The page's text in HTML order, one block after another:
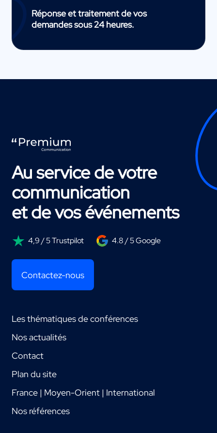
Réponse et traitement de vos
demandes sous 24 heures.
Au service de votre
communication
et de vos événements
4,9 / 5 Trustpilot 4.8 / 5 Google
Contactez-nous
Les thématiques de conférences
Nos actualités
Contact
Plan du site
France | Moyen-Orient | International
Nos références